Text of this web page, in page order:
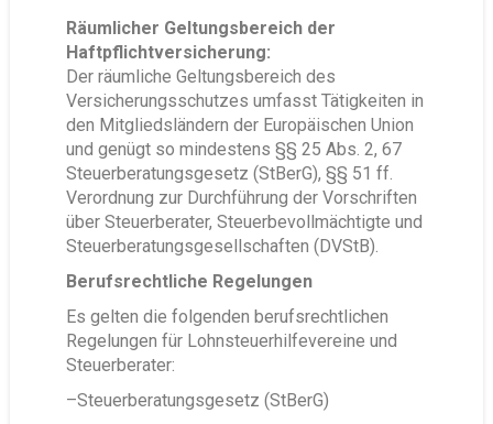
Räumlicher Geltungsbereich der
Haftpflichtversicherung:
Der räumliche Geltungsbereich des
Versicherungsschutzes umfasst Tätigkeiten in
den Mitgliedsländern der Europäischen Union
und genügt so mindestens §§ 25 Abs. 2, 67
Steuerberatungsgesetz (StBerG), §§ 51 ff.
Verordnung zur Durchführung der Vorschriften
über Steuerberater, Steuerbevollmächtigte und
Steuerberatungsgesellschaften (DVStB).
Berufsrechtliche Regelungen
Es gelten die folgenden berufsrechtlichen
Regelungen für Lohnsteuerhilfevereine und
Steuerberater:
–Steuerberatungsgesetz (StBerG)